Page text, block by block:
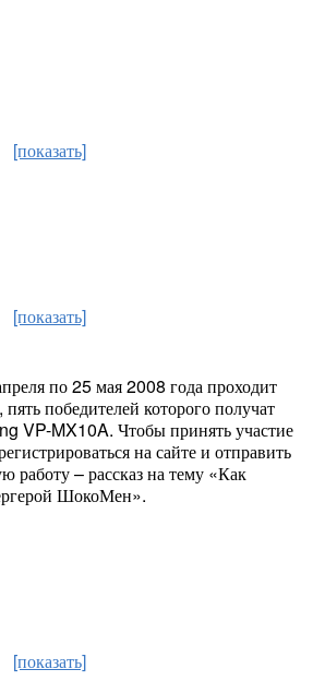
[показать]
[показать]
по 25 мая 2008 года проходит
победителей которого получат
VP-MX10A. Чтобы принять участие
на сайте и отправить
работу – рассказ на тему «Как
ШокоМен».
[показать]